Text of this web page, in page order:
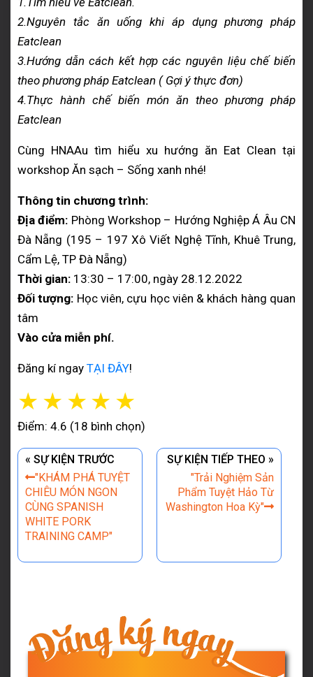
2.Nguyên tắc ăn uống khi áp dụng phương pháp
Eatclean
3.Hướng dẫn cách kết hợp các nguyên liệu chế biến
theo phương pháp Eatclean ( Gợi ý thực đơn)
4.Thực hành chế biến món ăn theo phương pháp
Eatclean
Cùng HNAAu tìm hiểu xu hướng ăn Eat Clean tại
workshop Ăn sạch – Sống xanh nhé!
Thông tin chương trình:
Địa điểm: Phòng Workshop – Hướng Nghiệp Á Âu CN
Đà Nẵng (195 – 197 Xô Viết Nghệ Tĩnh, Khuê Trung,
Cẩm Lệ, TP Đà Nẵng)
Thời gian: 13:30 – 17:00, ngày 28.12.2022
Đối tượng: Học viên, cựu học viên & khách hàng quan
tâm
Vào cửa miễn phí.
Đăng kí ngay TẠI ĐÂY!
☆
☆
☆
☆
☆
Điểm: 4.6 (18 bình chọn)
« SỰ KIỆN TRƯỚC
"KHÁM PHÁ TUYỆT
CHIÊU MÓN NGON
CÙNG SPANISH
WHITE PORK
TRAINING CAMP"
SỰ KIỆN TIẾP THEO »
"Trải Nghiệm Sản
Phẩm Tuyệt Hảo Từ
Washington Hoa Kỳ"